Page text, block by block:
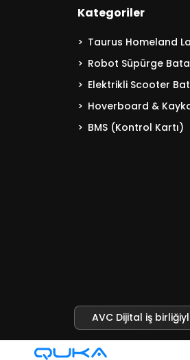
Kategoriler
Taurus Homeland
Robot Süpürge
Elektrikli Scooter
Hoverboard &
BMS (Kontrol Kartı)
AVC Dijital iş